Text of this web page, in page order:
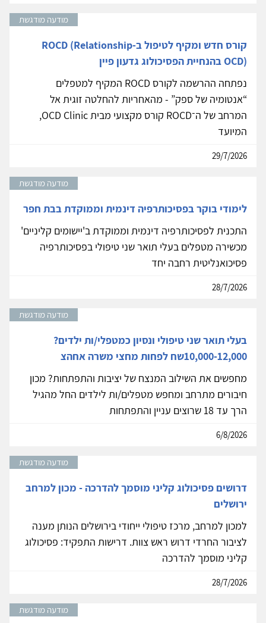
מודעה מודגשת
קורס חדש ומקיף לטיפול ב-ROCD (Relationship
OCD) בהנחיית הפסיכולוג גדעון פיין
נפתחה ההרשמה לקורס ROCD המקיף למטפלים
“אנטומיה של ספק” - מהאחריות להחלטה זוגית אל
המרחב של ה־ROCD קורס מקצועי מבית OCD Clinic,
המיועד
29/7/2026
מודעה מודגשת
לימודי בוקר בפסיכותרפיה דינמית וממוקדת בבת חפר
התכנית לפסיכותרפיה דינמית וממוקדת ב'יישומים קליניים'
מכשירה מטפלים בעלי תואר שני טיפולי בפסיכותרפיה
פסיכואנליטית רחבה יחד
28/7/2026
מודעה מודגשת
בעלי תואר שני טיפולי ונסיון כמטפלי/ות ילדים?
10,000-12,000שח לפחות מחצי משרה אחהצ
מחפשים את השילוב המנצח של יציבות והתפתחות? מכון
חיבורים מתרחב ומחפש מטפלים/ות לילדים החל מהגיל
הרך עד 18 שרוצים עניין והתפתחות
6/8/2026
מודעה מודגשת
דרושים פסיכולוג קליני מוסמך להדרכה - מכון למרחב
ירושלים
למכון למרחב, מרכז טיפולי ייחודי בירושלים הנותן מענה
לציבור החרדי דרוש ראש צוות. דרישות התפקיד: פסיכולוג
קליני מוסמך להדרכה
28/7/2026
מודעה מודגשת